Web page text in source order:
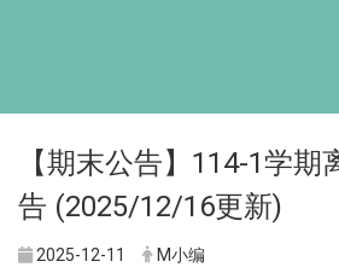
【期末公告】114-1学期
告 (2025/12/16更新)
2025-12-11 M小编